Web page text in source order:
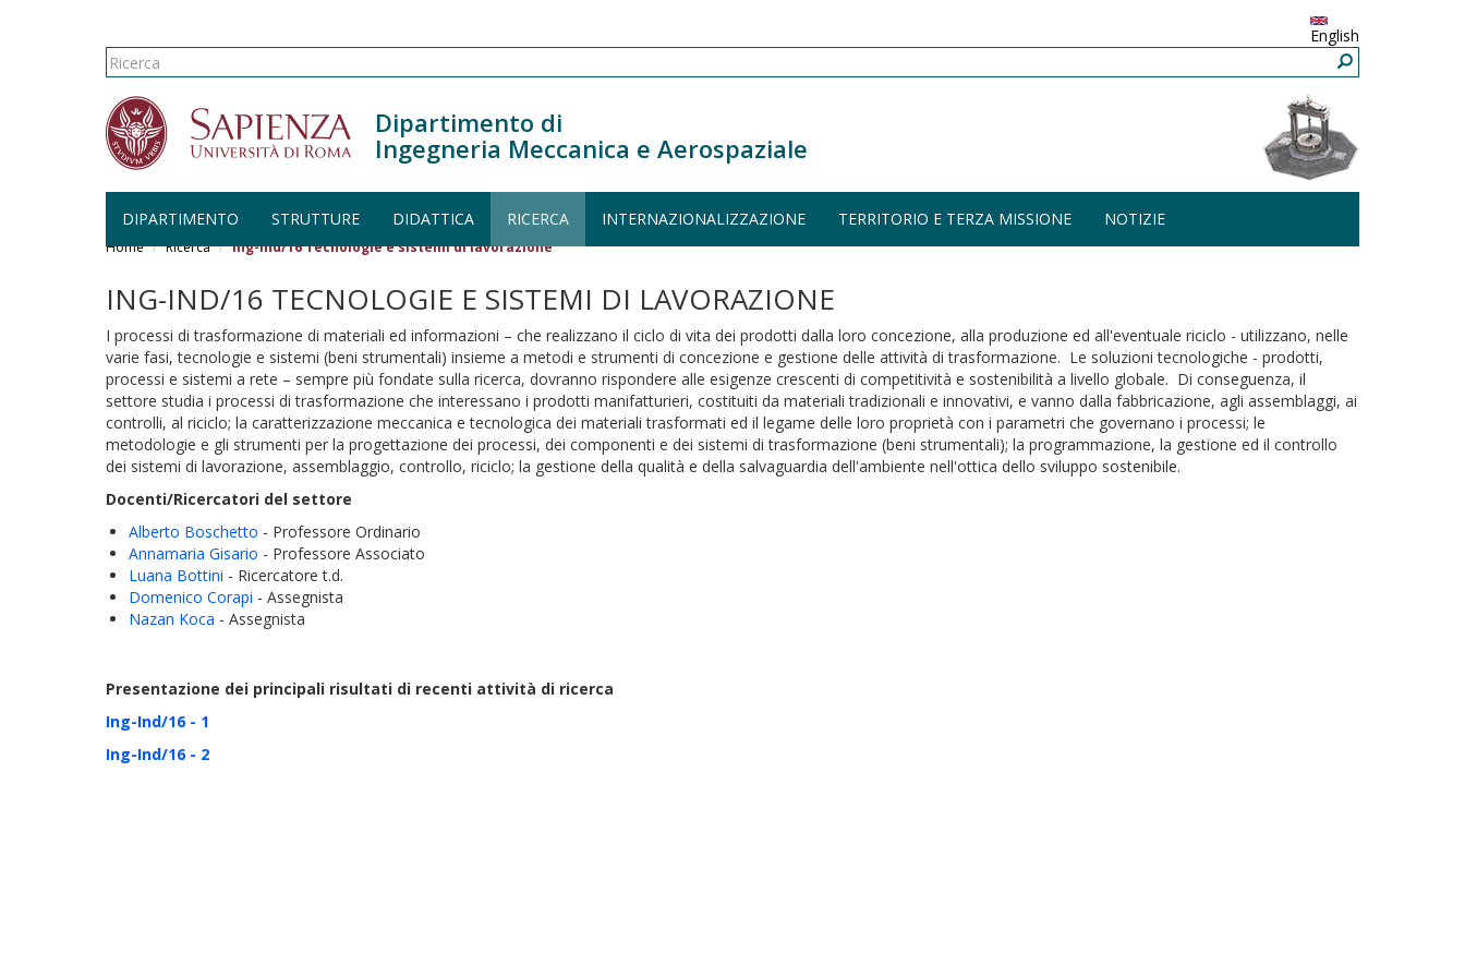
Salta al contenuto principale
English
Form di ricerca
Ricerca
Dipartimento di
Ingegneria Meccanica e Aerospaziale
DIPARTIMENTO STRUTTURE DIDATTICA RICERCA INTERNAZIONALIZZAZIONE TERRITORIO E TERZA MISSIONE NOTIZIE
Home Ricerca Ing-Ind/16 Tecnologie e sistemi di lavorazione
ING-IND/16 TECNOLOGIE E SISTEMI DI LAVORAZIONE
I processi di trasformazione di materiali ed informazioni – che realizzano il ciclo di vita dei prodotti dalla loro concezione, alla produzione ed all'eventuale riciclo - utilizzano, nelle
varie fasi, tecnologie e sistemi (beni strumentali) insieme a metodi e strumenti di concezione e gestione delle attività di trasformazione. Le soluzioni tecnologiche - prodotti,
processi e sistemi a rete – sempre più fondate sulla ricerca, dovranno rispondere alle esigenze crescenti di competitività e sostenibilità a livello globale. Di conseguenza, il
settore studia i processi di trasformazione che interessano i prodotti manifatturieri, costituiti da materiali tradizionali e innovativi, e vanno dalla fabbricazione, agli assemblaggi, ai
controlli, al riciclo; la caratterizzazione meccanica e tecnologica dei materiali trasformati ed il legame delle loro proprietà con i parametri che governano i processi; le
metodologie e gli strumenti per la progettazione dei processi, dei componenti e dei sistemi di trasformazione (beni strumentali); la programmazione, la gestione ed il controllo
dei sistemi di lavorazione, assemblaggio, controllo, riciclo; la gestione della qualità e della salvaguardia dell'ambiente nell'ottica dello sviluppo sostenibile.
Docenti/Ricercatori del settore
Alberto Boschetto - Professore Ordinario
Annamaria Gisario - Professore Associato
Luana Bottini - Ricercatore t.d.
Domenico Corapi - Assegnista
Nazan Koca - Assegnista
Presentazione dei principali risultati di recenti attività di ricerca
Ing-Ind/16 - 1
Ing-Ind/16 - 2